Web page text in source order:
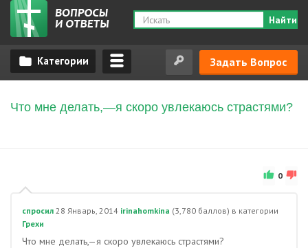
Найти
Задать Вопрос
Что мне делать,—я скоро увлекаюсь страстями?
0
спросил 28 Январь, 2014 irinahomkina (3,780 баллов) в категории
Грехи
Что мне делать,—я скоро увлекаюсь страстями?